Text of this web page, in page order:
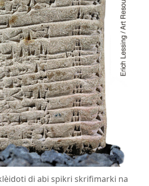
di abi spikri skrifimarki na